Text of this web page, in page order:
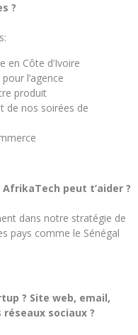
?
en Côte d’Ivoire
l’agence
produit
de nos soirées de
peut t’aider ?
dans notre stratégie de
pays comme le Sénégal
? Site web, email,
sociaux ?